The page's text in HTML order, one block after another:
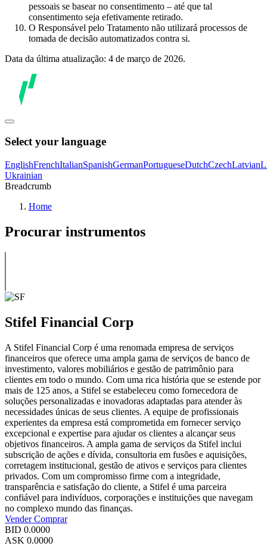
pessoais se basear no consentimento – até que tal
consentimento seja efetivamente retirado.
O Responsável pelo Tratamento não utilizará processos de
tomada de decisão automatizados contra si.
Data da última atualização: 4 de março de 2026.
Select your language
EnglishFrenchItalianSpanishGermanPortugueseDutchCzechLatvian
Ukrainian
Breadcrumb
Home
Procurar instrumentos
Stifel Financial Corp
A Stifel Financial Corp é uma renomada empresa de serviços
financeiros que oferece uma ampla gama de serviços de banco de
investimento, valores mobiliários e gestão de patrimônio para
clientes em todo o mundo. Com uma rica história que se estende por
mais de 125 anos, a Stifel se estabeleceu como fornecedora de
soluções personalizadas e inovadoras adaptadas para atender às
necessidades únicas de seus clientes. A equipe de profissionais
experientes da empresa está comprometida em fornecer serviço
excepcional e expertise para ajudar os clientes a alcançar seus
objetivos financeiros. A ampla gama de serviços da Stifel inclui
subscrição de ações e dívida, consultoria em fusões e aquisições,
corretagem institucional, gestão de ativos e serviços para clientes
privados. Com um compromisso firme com a integridade,
transparência e satisfação do cliente, a Stifel é uma parceira
confiável para indivíduos, corporações e instituições que navegam
no complexo mundo das finanças.
VenderComprar
BID 0.0000
ASK 0.0000